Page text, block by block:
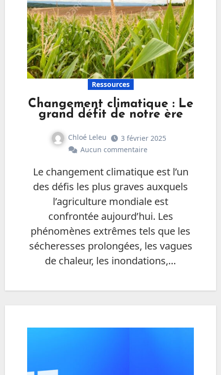
Ressources
Changement climatique : Le
grand défit de notre ère
Chloé Leleu
3 février 2025
Aucun commentaire
Le changement climatique est l’un
des défis les plus graves auxquels
l’agriculture mondiale est
confrontée aujourd’hui. Les
phénomènes extrêmes tels que les
sécheresses prolongées, les vagues
de chaleur, les inondations,…